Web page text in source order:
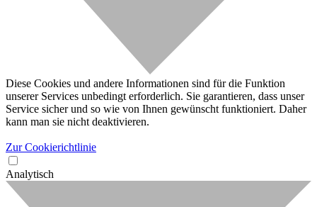
Diese Cookies und andere Informationen sind für die Funktion
unserer Services unbedingt erforderlich. Sie garantieren, dass unser
Service sicher und so wie von Ihnen gewünscht funktioniert. Daher
kann man sie nicht deaktivieren.
Zur Cookierichtlinie
Analytisch